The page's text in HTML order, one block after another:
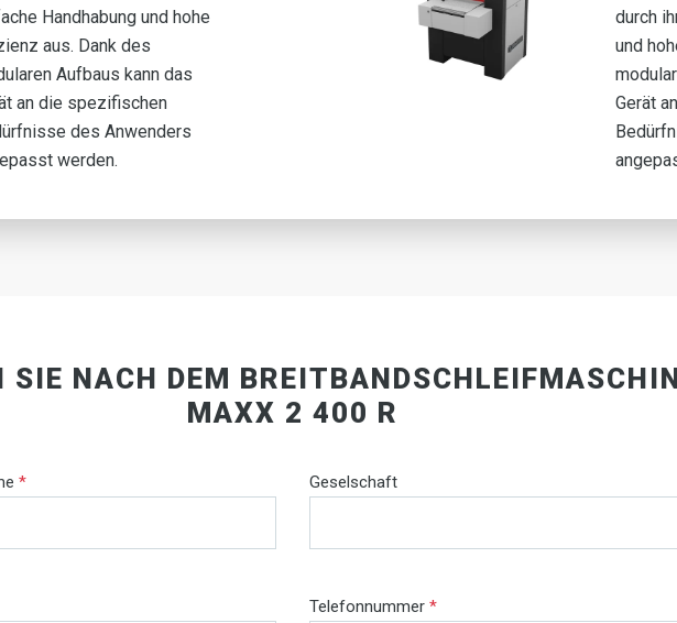
Handhabung und hohe
aus. Dank des
Aufbaus kann das
an die spezifischen
des Anwenders
werden.
durch
und
Gerät
SIE NACH DEM
MAXX 2 400 R
* Geselschaft
Telefonnummer *